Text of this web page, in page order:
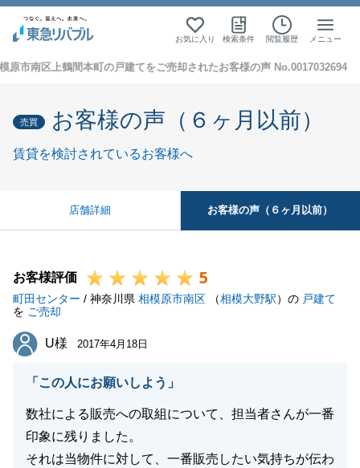
お気に入り 検索条件 閲覧履歴 メニュー
原市南区上鶴間本町の戸建てをご売却されたお客様の声 No.0017032694
売買 お客様の声（６ヶ月以前）
賃貸を検討されているお客様へ
店舗詳細 お客様の声（６ヶ月以前）
お客様評価 5
町田センター / 神奈川県 相模原市南区 （相模大野駅）の 戸建て
を ご売却
U様
U様 2017年4月18日
「この人にお願いしよう」
数社による販売への取組について、担当者さんが一番
印象に残りました。
それは当物件に対して、一番販売したい気持ちが伝わ